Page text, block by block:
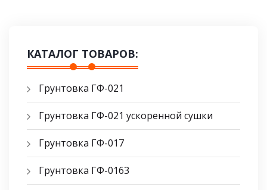
КАТАЛОГ ТОВАРОВ:
Грунтовка ГФ-021
Грунтовка ГФ-021 ускоренной сушки
Грунтовка ГФ-017
Грунтовка ГФ-0163